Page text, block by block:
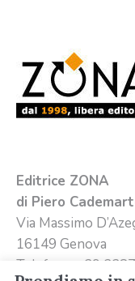
Editrice ZONA
di Piero
Via Massimo
16149 Genova
Telefono +39